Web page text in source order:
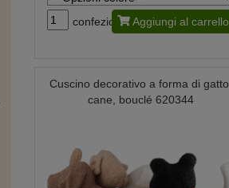
confezione Aggiungi al carrello
Cuscino decorativo a forma di gatto,
cane, bouclé 620344